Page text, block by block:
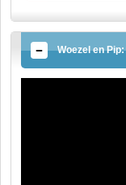
Woezel en